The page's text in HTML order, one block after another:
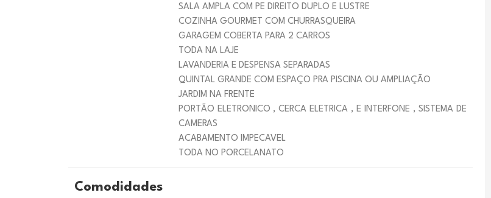
SALA AMPLA COM PE DIREITO DUPLO E LUSTRE
COZINHA GOURMET COM CHURRASQUEIRA
GARAGEM COBERTA PARA 2 CARROS
TODA NA LAJE
LAVANDERIA E DESPENSA SEPARADAS
QUINTAL GRANDE COM ESPAÇO PRA PISCINA OU AMPLIAÇÃO
JARDIM NA FRENTE
PORTÃO ELETRONICO , CERCA ELETRICA , E INTERFONE , SISTEMA DE
CAMERAS
ACABAMENTO IMPECAVEL
TODA NO PORCELANATO
Comodidades